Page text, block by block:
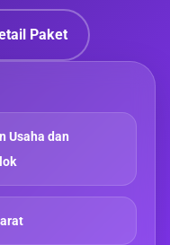
Paket
Usaha dan